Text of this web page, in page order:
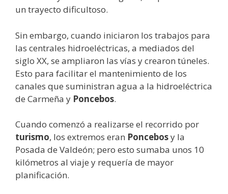
un trayecto dificultoso.
Sin embargo, cuando iniciaron los trabajos para
las centrales hidroeléctricas, a mediados del
siglo XX, se ampliaron las vías y crearon túneles.
Esto para facilitar el mantenimiento de los
canales que suministran agua a la hidroeléctrica
de Carmeña y Poncebos.
Cuando comenzó a realizarse el recorrido por
turismo, los extremos eran Poncebosy la
Posada de Valdeón; pero esto sumaba unos 10
kilómetros al viaje y requería de mayor
planificación.